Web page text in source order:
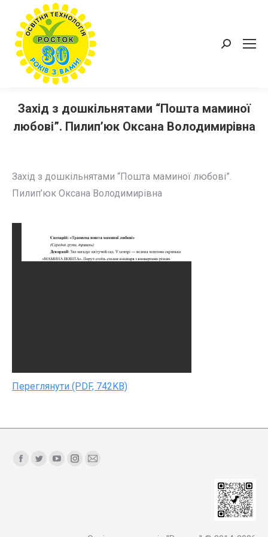
Пошук:
Захід з дошкільнятами “Пошта маминої
любові”. Пилип’юк Оксана Володимирівна
Захід з дошкільнятами “Пошта маминої любові”.
Пилип’юк Оксана Володимирівна
Переглянути (PDF, 742KB)
Find us on:
Facebook
TwitterYouTube
Instagram
Mail